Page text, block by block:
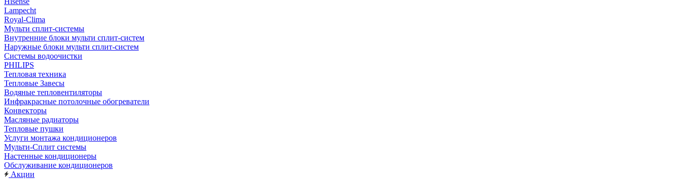
Lampecht
Royal-Clima
Мульти сплит-системы
Внутренние блоки мульти сплит-систем
Наружные блоки мульти сплит-систем
Системы водоочистки
PHILIPS
Тепловая техника
Тепловые Завесы
Водяные тепловентиляторы
Инфракрасные потолочные обогреватели
Конвекторы
Масляные радиаторы
Тепловые пушки
Услуги монтажа кондиционеров
Мульти-Сплит системы
Настенные кондиционеры
Обслуживание кондиционеров
Акции